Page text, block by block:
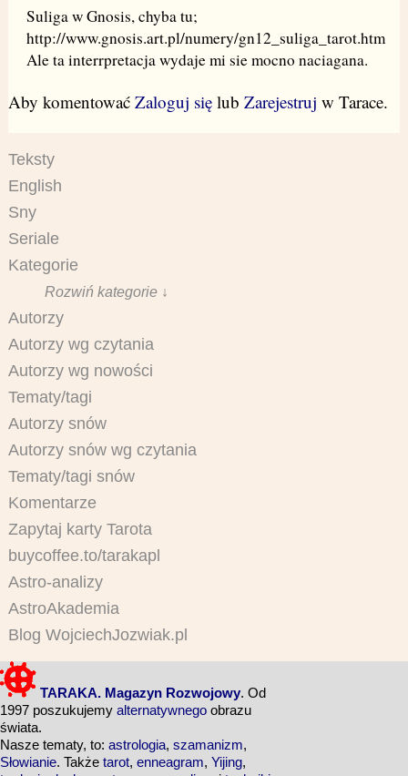
Suliga w Gnosis, chyba tu;
http://www.gnosis.art.pl/numery/gn12_suliga_tarot.htm
Ale ta interrpretacja wydaje mi sie mocno naciagana.
Aby komentować Zaloguj sięlub Zarejestruj w Tarace.
Teksty
English
Sny
Seriale
Kategorie
Rozwiń kategorie ↓
Autorzy
Autorzy wg czytania
Autorzy wg nowości
Tematy/tagi
Autorzy snów
Autorzy snów wg czytania
Tematy/tagi snów
Komentarze
Zapytaj karty Tarota
buycoffee.to/tarakapl
Astro-analizy
AstroAkademia
Blog WojciechJozwiak.pl
TARAKA. Magazyn Rozwojowy. Od
1997 poszukujemy alternatywnego obrazu
świata.
Nasze tematy, to: astrologia, szamanizm,
Słowianie. Także tarot, enneagram, Yijing,